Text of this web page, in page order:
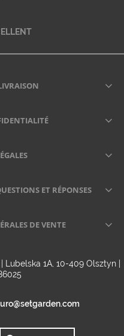
ET RÉPONSES
DE VENTE
1A, 10-409 Olsztyn |